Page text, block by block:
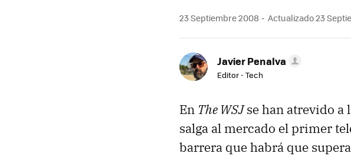
23 Septiembre 2008 Actualizado 23
Javier Penalva
Editor - Tech
En The WSJse han atrevido a
salga al mercado el primer
barrera que habrá que